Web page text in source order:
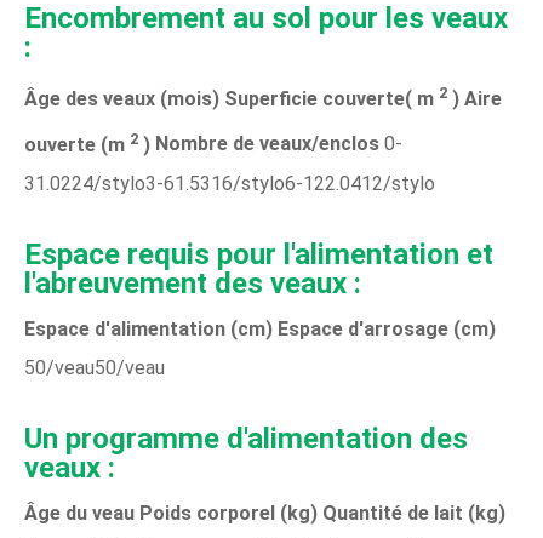
Encombrement au sol pour les veaux
:
Âge des veaux (mois) Superficie couverte( m 2 ) Aire
ouverte (m 2 ) Nombre de veaux/enclos 0-
31.0224/stylo3-61.5316/stylo6-122.0412/stylo
Espace requis pour l'alimentation et
l'abreuvement des veaux :
Espace d'alimentation (cm) Espace d'arrosage (cm)
50/veau50/veau
Un programme d'alimentation des
veaux :
Âge du veau Poids corporel (kg) Quantité de lait (kg)